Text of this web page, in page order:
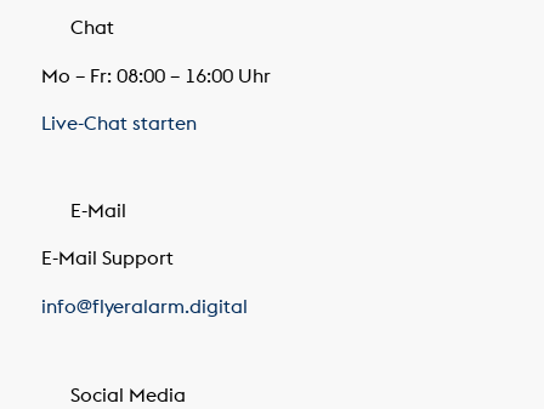
Chat
Mo – Fr: 08:00 – 16:00 Uhr
Live-Chat starten
E-Mail
E-Mail Support
info@flyeralarm.digital
Social Media